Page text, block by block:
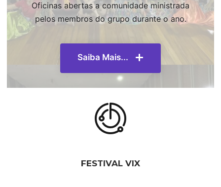
Oficinas abertas a comunidade ministrada
pelos membros do grupo durante o ano.
Saiba Mais...
FESTIVAL VIX